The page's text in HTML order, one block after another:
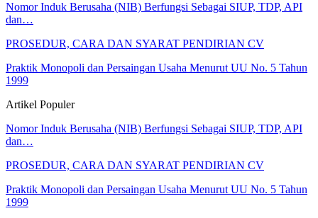
Nomor Induk Berusaha (NIB) Berfungsi Sebagai SIUP, TDP, API
dan…
PROSEDUR, CARA DAN SYARAT PENDIRIAN CV
Praktik Monopoli dan Persaingan Usaha Menurut UU No. 5 Tahun
1999
Artikel Populer
Nomor Induk Berusaha (NIB) Berfungsi Sebagai SIUP, TDP, API
dan…
PROSEDUR, CARA DAN SYARAT PENDIRIAN CV
Praktik Monopoli dan Persaingan Usaha Menurut UU No. 5 Tahun
1999